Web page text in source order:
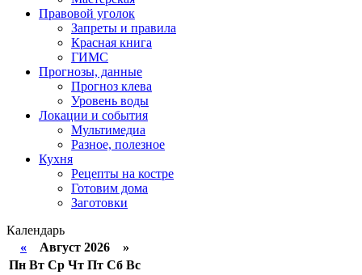
Правовой уголок
Запреты и правила
Красная книга
ГИМС
Прогнозы, данные
Прогноз клева
Уровень воды
Локации и события
Мультимедиа
Разное, полезное
Кухня
Рецепты на костре
Готовим дома
Заготовки
Календарь
« Август 2026 »
Пн Вт Ср Чт Пт Сб Вс